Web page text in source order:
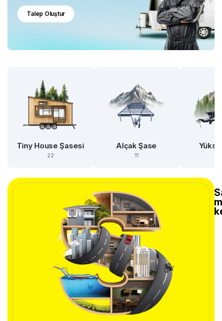
Talep Oluştur
Tiny House Şasesi
22
Alçak Şase
11